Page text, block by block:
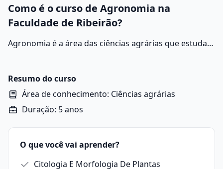
Como é o curso de Agronomia na
Faculdade de Ribeirão?
Agronomia é a área das ciências agrárias que estuda e
produtividade agrícola, respeitando o meio ambiente.
Resumo do curso
Área de conhecimento: Ciências agrárias
Duração: 5 anos
O que você vai aprender?
Citologia E Morfologia De Plantas